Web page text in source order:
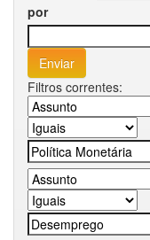
por
Filtros correntes: